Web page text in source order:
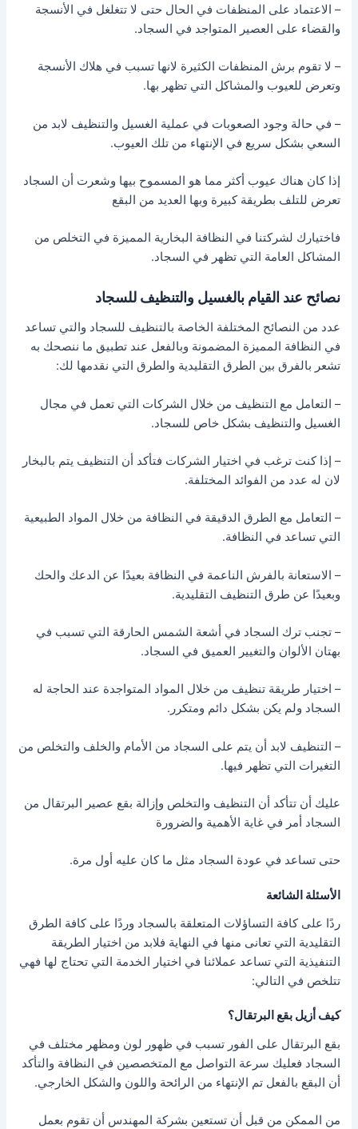
– الاعتماد على المنظفات في الحال حتى لا تتغلغل في الأنسجة
والقضاء على العصير المتواجد في السجاد.
– لا تقوم برش المنظفات الكثيرة لانها تسبب في هلاك الأنسجة
وتعرض للعيوب والمشاكل التي تظهر بها.
– في حالة وجود الصعوبات في عملية الغسيل والتنظيف لابد من
السعي بشكل سريع في الإنتهاء من تلك العيوب.
إذا كان هناك عيوب أكثر مما هو المسموح بيها وشعرت أن السجاد
تعرض للتلف بطريقة كبيرة وبها العديد من البقع
فاختيارك لشركتنا في النظافة البخارية المميزة في التخلص من
المشاكل العامة التي تظهر في السجاد.
نصائح عند القيام بالغسيل والتنظيف للسجاد
عدد من النصائح المختلفة الخاصة بالتنظيف للسجاد والتي تساعد
في النظافة المميزة المضمونة وبالفعل عند تطبيق ما ننصحك به
تشعر بالفرق بين الطرق التقليدية والطرق التي نقدمها لك:
– التعامل مع التنظيف من خلال الشركات التي تعمل في مجال
الغسيل والتنظيف بشكل خاص للسجاد.
– إذا كنت ترغب في اختيار الشركات فتأكد أن التنظيف يتم بالبخار
لان له عدد من الفوائد المختلفة.
– التعامل مع الطرق الدقيقة في النظافة من خلال المواد الطبيعية
التي تساعد في النظافة.
– الاستعانة بالفرش الناعمة في النظافة بعيدًا عن الدعك والحك
وبعيدًا عن طرق التنظيف التقليدية.
– تجنب ترك السجاد في أشعة الشمس الحارقة التي تسبب في
بهتان الألوان والتغيير العميق في السجاد.
– اختيار طريقة تنظيف من خلال المواد المتواجدة عند الحاجة له
السجاد ولم يكن بشكل دائم ومتكرر.
– التنظيف لابد أن يتم على السجاد من الأمام والخلف والتخلص من
التغيرات التي تظهر فيها.
عليك أن تتأكد أن التنظيف والتخلص وإزالة بقع عصير البرتقال من
السجاد أمر في غاية الأهمية والضرورة
حتى تساعد في عودة السجاد مثل ما كان عليه أول مرة.
الأسئلة الشائعة
ردًا على كافة التساؤلات المتعلقة بالسجاد وردًا على كافة الطرق
التقليدية التي تعانى منها في النهاية فلابد من اختيار الطريقة
التنفيذية التي تساعد عملائنا في اختيار الخدمة التي تحتاج لها فهي
تتلخص في التالي:
كيف أزيل بقع البرتقال؟
بقع البرتقال على الفور تسبب في ظهور لون ومظهر مختلف في
السجاد فعليك سرعة التواصل مع المتخصصين في النظافة والتأكد
أن البقع بالفعل تم الإنتهاء من الرائحة واللون والشكل الخارجي.
من الممكن من قبل أن تستعين بشركة المهندس أن تقوم بعمل